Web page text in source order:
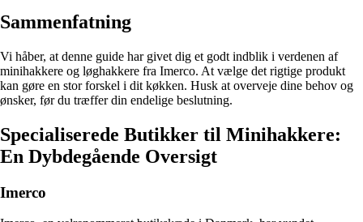
Sammenfatning
Vi håber, at denne guide har givet dig et godt indblik i verdenen af
minihakkere og løghakkere fra Imerco. At vælge det rigtige produkt
kan gøre en stor forskel i dit køkken. Husk at overveje dine behov og
ønsker, før du træffer din endelige beslutning.
Specialiserede Butikker til Minihakkere:
En Dybdegående Oversigt
Imerco